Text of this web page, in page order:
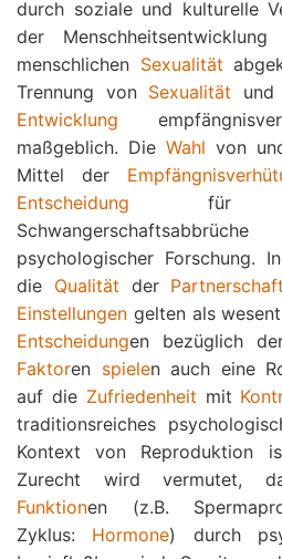
durch soziale und kulturelle
der
menschlichen Sexualität
Trennung von Sexualität und
Entwicklung
maßgeblich. Die Wahl von
Mittel der
Entscheidung für
psychologischer Forschung.
die Qualität der Partnerschaft
Einstellungen gelten als
Entscheidungen bezüglich
Faktoren spielen auch eine
auf die Zufriedenheit mit
traditionsreiches
Kontext von Reproduktion
Zurecht wird vermutet,
Funktionen (z.B.
Zyklus: Hormone) durch